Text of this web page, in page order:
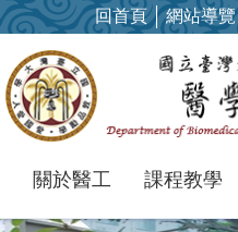
回首頁 網站導覽
關於醫工 課程教學